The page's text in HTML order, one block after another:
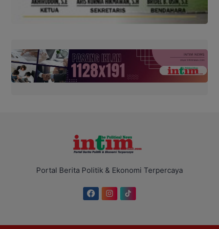
Portal Berita Politik & Ekonomi Terpercaya